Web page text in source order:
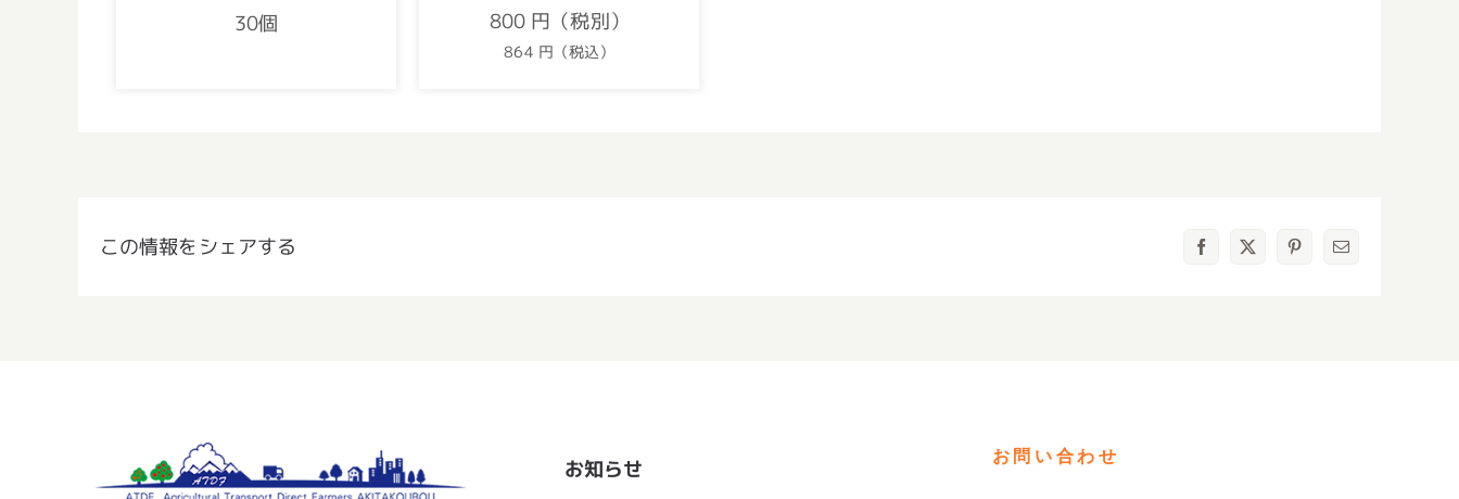
30個 800 円（税別）
864 円（税込）
この情報をシェアする Facebook
X Pinterest
電
お知らせ
お問い合わせ